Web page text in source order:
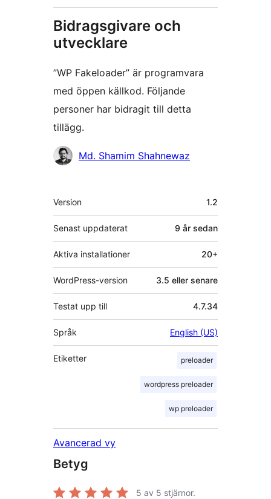
Bidragsgivare och
utvecklare
”WP Fakeloader” är programvara
med öppen källkod. Följande
personer har bidragit till detta
tillägg.
BidragandeMd. Shamim Shahnewaz
Meta
Version 1.2
Senast uppdaterat 9 år sedan
Aktiva installationer 20+
WordPress-version 3.5 eller senare
Testat upp till 4.7.34
Språk English (US)
Etiketter preloader
wordpress preloader
wp preloader
Avancerad vy
Betyg
5 av 5 stjärnor.